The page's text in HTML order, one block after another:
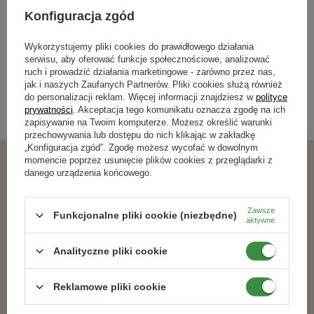
Bestsellery
BESTSELLER
Miedzian 50 WP środek zwalczający
choroby warzyw i owoców 100 g
Target
17,59 zł
BESTSELLER
100% NATURALNY
Zestaw Ekopomidor Vegano – 3x1 l
Naturalny Nawóz Ekologiczny (Trzeci
Gratis)
Konfiguracja zgód
Wykorzystujemy pliki cookies do prawidłowego działania
serwisu, aby oferować funkcje społecznościowe, analizować
ruch i prowadzić działania marketingowe - zarówno przez nas,
jak i naszych Zaufanych Partnerów. Pliki cookies służą również
do personalizacji reklam. Więcej informacji znajdziesz w polityce
prywatności . Akceptacja tego komunikatu oznacza zgodę na ich
zapisywanie na Twoim komputerze. Możesz określić warunki
przechowywania lub dostępu do nich klikając w zakładkę
„Konfiguracja zgód”. Zgodę możesz wycofać w dowolnym
momencie poprzez usunięcie plików cookies z przeglądarki z
danego urządzenia końcowego.
Funkcjonalne pliki cookie (niezbędne)
Zawsze
aktywne
Analityczne pliki cookie
Reklamowe pliki cookie